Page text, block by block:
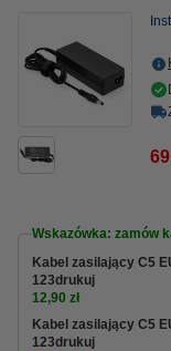
Wskazówka: zamów
Kabel zasilający C5
123drukuj
12,90 zł
Kabel zasilający C5
123drukuj